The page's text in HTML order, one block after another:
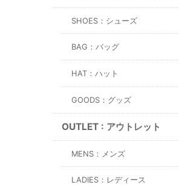
SHOES：シューズ
BAG：バッグ
HAT：ハット
GOODS：グッズ
OUTLET : アウトレット
MENS：メンズ
LADIES：レディース